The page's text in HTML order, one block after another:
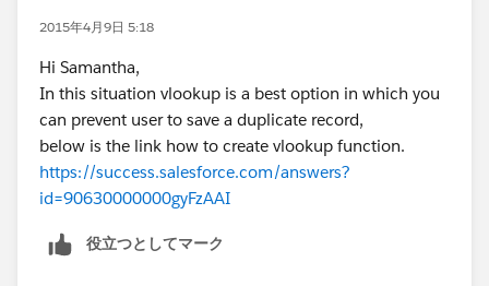
2015年4月9日 5:18
Hi Samantha,
In this situation vlookup is a best option in which you
can prevent user to save a duplicate record,
below is the link how to create vlookup function.
https://success.salesforce.com/answers?
id=90630000000gyFzAAI
役立つとしてマーク